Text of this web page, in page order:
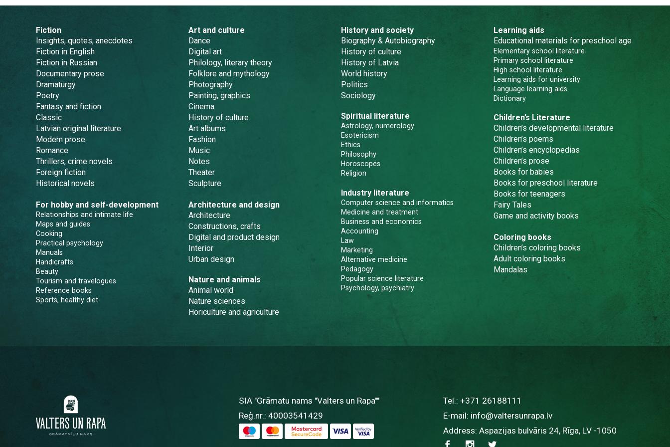
Fiction
Insights, quotes, anecdotes
Fiction in English
Fiction in Russian
Documentary prose
Dramaturgy
Poetry
Fantasy and fiction
Classic
Latvian original literature
Modern prose
Romance
Thrillers, crime novels
Foreign fiction
Historical novels
For hobby and self-development
Relationships and intimate life
Maps and guides
Cooking
Practical psychology
Manuals
Handicrafts
Beauty
Tourism and travelogues
Reference books
Sports, healthy diet
Art and culture
Dance
Digital art
Philology, literary theory
Folklore and mythology
Photography
Painting, graphics
Cinema
History of culture
Art albums
Fashion
Music
Notes
Theater
Sculpture
Architecture and design
Architecture
Constructions, crafts
Digital and product design
Interior
Urban design
Nature and animals
Animal world
Nature sciences
Horiculture and agriculture
History and society
Biography & Autobiography
History of culture
History of Latvia
World history
Politics
Sociology
Spiritual literature
Astrology, numerology
Esotericism
Ethics
Philosophy
Horoscopes
Religion
Industry literature
Computer science and informatics
Medicine and treatment
Business and economics
Accounting
Law
Marketing
Alternative medicine
Pedagogy
Popular science literature
Psychology, psychiatry
Learning aids
Educational materials for preschool age
Elementary school literature
Primary school literature
High school literature
Learning aids for university
Language learning aids
Dictionary
Children’s Literature
Children’s developmental literature
Children’s poems
Children’s encyclopedias
Children’s prose
Books for babies
Books for preschool literature
Books for teenagers
Fairy Tales
Game and activity books
Coloring books
Children’s coloring books
Adult coloring books
Mandalas
SIA "Grāmatu nams "Valters un Rapa""
Reģ.nr.: 40003541429
Tel.:+371 26188111
E-mail: info@valtersunrapa.lv
Address: Aspazijas bulvāris 24, Rīga, LV -1050